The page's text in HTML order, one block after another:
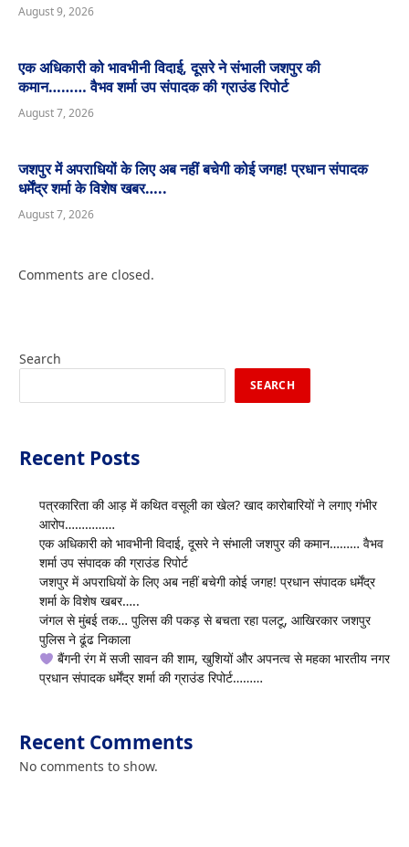
August 9, 2026
एक अधिकारी को भावभीनी विदाई, दूसरे ने संभाली जशपुर की
कमान……… वैभव शर्मा उप संपादक की ग्राउंड रिपोर्ट
August 7, 2026
जशपुर में अपराधियों के लिए अब नहीं बचेगी कोई जगह! प्रधान संपादक
धर्मेंद्र शर्मा के विशेष खबर…..
August 7, 2026
Comments are closed.
Search
SEARCH
Recent Posts
पत्रकारिता की आड़ में कथित वसूली का खेल? खाद कारोबारियों ने लगाए गंभीर
आरोप……………
एक अधिकारी को भावभीनी विदाई, दूसरे ने संभाली जशपुर की कमान……… वैभव
शर्मा उप संपादक की ग्राउंड रिपोर्ट
जशपुर में अपराधियों के लिए अब नहीं बचेगी कोई जगह! प्रधान संपादक धर्मेंद्र
शर्मा के विशेष खबर…..
जंगल से मुंबई तक… पुलिस की पकड़ से बचता रहा पलटू, आखिरकार जशपुर
पुलिस ने ढूंढ निकाला
बैंगनी रंग में सजी सावन की शाम, खुशियों और अपनत्व से महका भारतीय नगर
प्रधान संपादक धर्मेंद्र शर्मा की ग्राउंड रिपोर्ट………
Recent Comments
No comments to show.